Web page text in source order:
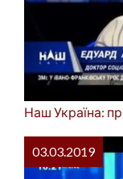
Наш Україна:
03.03.2019